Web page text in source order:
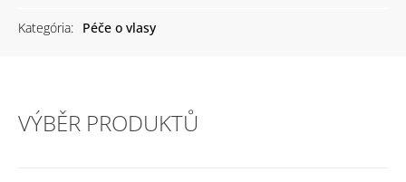
Kategória: Péče o vlasy
VÝBĚR PRODUKTŮ